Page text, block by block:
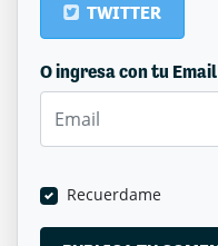
TWITTER
O ingresa con tu Email
Recuerdame